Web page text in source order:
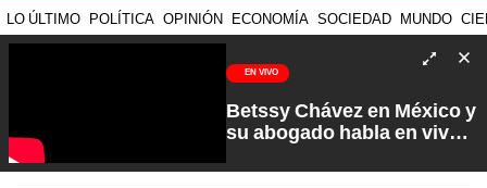
LO ÚLTIMO POLÍTICA OPINIÓN ECONOMÍA SOCIEDAD MUNDO
EN VIVO
Betssy Chávez en México y
su abogado habla en vivo |
Carlos Cornejo